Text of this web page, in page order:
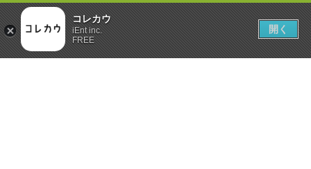
コレカウ
iEnt inc.
FREE
開く